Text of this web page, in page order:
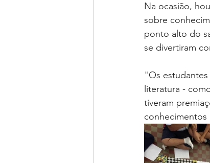
Na ocasião,
sobre
ponto alto do
se divertiram
"Os
literatura -
tiveram
conhecimentos